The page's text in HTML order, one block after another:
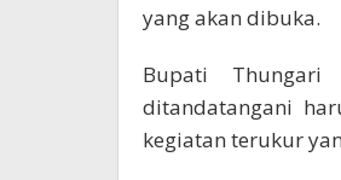
yang akan dibuka.
Bupati Thungari
ditandatangani
kegiatan terukur